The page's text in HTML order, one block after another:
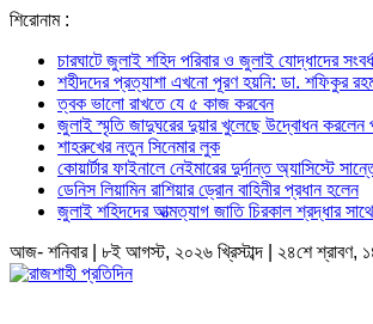
শিরোনাম :
চারঘাটে জুলাই শহিদ পরিবার ও জুলাই যোদ্ধাদের
শহীদদের প্রত্যাশা এখনো পূরণ হয়নি: ডা. শফিকুর
ত্বক ভালো রাখতে যে ৫ কাজ করবেন
জুলাই স্মৃতি জাদুঘরের দুয়ার খুলেছে উদ্বোধন করলেন
শাহরুখের নতুন সিনেমার লুক
কোয়ার্টার ফাইনালে নেইমারের দুর্দান্ত অ্যাসিস্টে
ডেনিস লিয়ামিন রাশিয়ার ড্রোন বাহিনীর প্রধান হলেন
জুলাই শহিদদের আত্মত্যাগ জাতি চিরকাল শ্রদ্ধার
আজ- শনিবার | ৮ই আগস্ট, ২০২৬ খ্রিস্টাব্দ | ২৪শে শ্রাবণ,